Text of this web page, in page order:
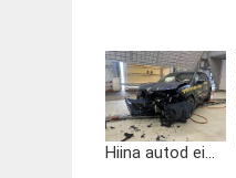
Hiina autod ei...